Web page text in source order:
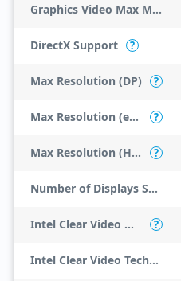
Graphics Video Max Memory
DirectX Support ?
Max Resolution (DP) ?
Max Resolution (eDP - Integrated Flat Panel) ?
Max Resolution (HDMI) ?
Number of Displays Supported
Intel Clear Video HD Technology ?
Intel Clear Video Technology